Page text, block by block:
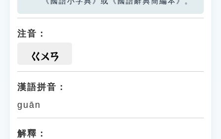
注音：
ㄍㄨㄢ
漢語拼音：
guān
解釋：